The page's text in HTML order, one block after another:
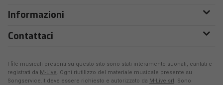
Informazioni
Contattaci
I file musicali presenti su questo sito sono stati interamente suonati, cantati e
registrati da M-Live. Ogni riutilizzo del materiale musicale presente su
Songservice.it deve essere richiesto e autorizzato da M-Live srl. Sono